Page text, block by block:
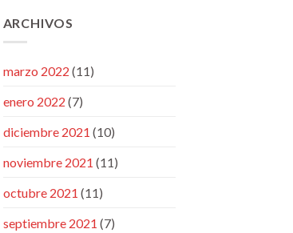
ARCHIVOS
marzo 2022 (11)
enero 2022 (7)
diciembre 2021 (10)
noviembre 2021 (11)
octubre 2021 (11)
septiembre 2021 (7)